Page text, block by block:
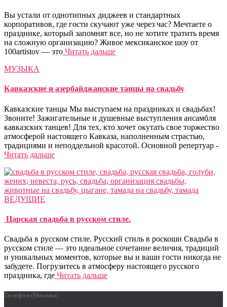
Вы устали от однотипных диджеев и стандартных
корпоративов, где гости скучают уже через час? Мечтаете о
празднике, который запомнят все, но не хотите тратить время
на сложную организацию? Живое мексиканское шоу от
100artistov — это Читать дальше
МУЗЫКА
Кавказские и азербайджанские танцы на свадьбу
Кавказские танцы Мы выступаем на праздниках и свадьбах!
Звоните! Зажигательные и душевные выступления ансамбля
кавказских танцев! Для тех, кто хочет окутать свое торжество
атмосферой настоящего Кавказа, наполненным страстью,
традициями и неподдельной красотой. Основной репертуар -
Читать дальше
ВЕДУЩИЕ
Царская свадьба в русском стиле.
Свадьба в русском стиле. Русский стиль в роскоши Cвадьба в
русском стиле — это идеальное сочетание величия, традиций
и уникальных моментов, которые вы и ваши гости никогда не
забудете. Погрузитесь в атмосферу настоящего русского
праздника, где Читать дальше
Телефон (Москва)